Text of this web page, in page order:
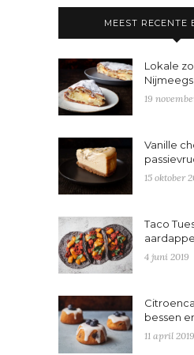
MEEST RECENTE
Lokale
19
Vanille
15 oktober
Taco
4 juni 2019
bessen
11 april 2019